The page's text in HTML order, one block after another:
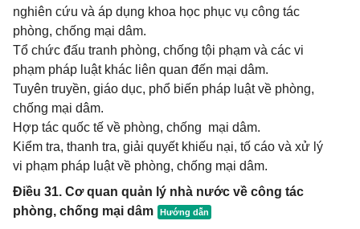
nghiên cứu và áp dụng khoa học phục vụ công tác
phòng, chống mại dâm.
Tổ chức đấu tranh phòng, chống tội phạm và các vi
phạm pháp luật khác liên quan đến mại dâm.
Tuyên truyền, giáo dục, phổ biến pháp luật về phòng,
chống mại dâm.
Hợp tác quốc tế về phòng, chống mại dâm.
Kiểm tra, thanh tra, giải quyết khiếu nại, tố cáo và xử lý
vi phạm pháp luật về phòng, chống mại dâm.
Điều 31. Cơ quan quản lý nhà nước về công tác
phòng, chống mại dâm